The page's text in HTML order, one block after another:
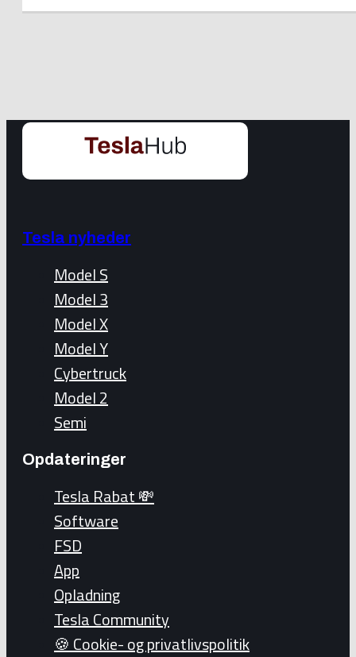
Tesla nyheder
Model S
Model 3
Model X
Model Y
Cybertruck
Model 2
Semi
Opdateringer
Tesla Rabat 💸
Software
FSD
App
Opladning
Tesla Community
🍪 Cookie- og privatlivspolitik